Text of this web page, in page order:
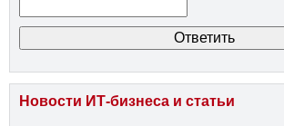
Новости ИТ-бизнеса и статьи